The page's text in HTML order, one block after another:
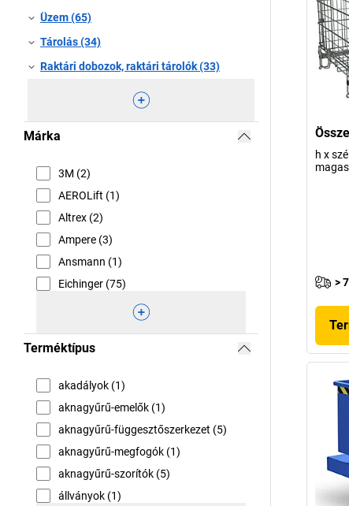
Üzem (65)
Tárolás (34)
Raktári dobozok, raktári tárolók (33)
Márka
3M (2)
AEROLift (1)
Altrex (2)
Ampere (3)
Ansmann (1)
Eichinger (75)
Terméktípus
akadályok (1)
aknagyűrű-emelők (1)
aknagyűrű-függesztőszerkezet (5)
aknagyűrű-megfogók (1)
aknagyűrű-szorítók (5)
állványok (1)
h x
>